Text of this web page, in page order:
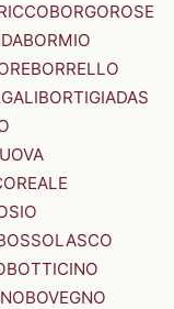
BORGOROSE
BORMIO
BORRELLO
BORTIGIADAS
BOTTICINO
BOVEGNO